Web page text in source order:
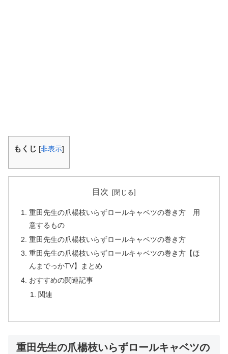
もくじ [非表示]
目次
重田先生の爪楊枝いらずロールキャベツの巻き方 用
意するもの
重田先生の爪楊枝いらずロールキャベツの巻き方
重田先生の爪楊枝いらずロールキャベツの巻き方【ほ
んまでっかTV】まとめ
おすすめの関連記事
関連
重田先生の爪楊枝いらずロールキャベツの